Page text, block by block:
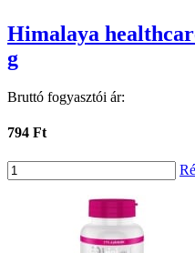
Himalaya
g
Bruttó fogyasztói ár:
794 Ft